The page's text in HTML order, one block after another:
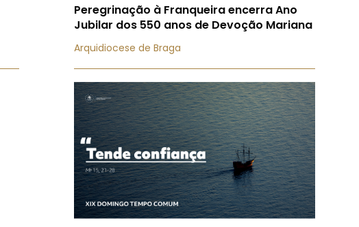
Peregrinação à Franqueira encerra Ano
Jubilar dos 550 anos de Devoção Mariana
Arquidiocese de Braga